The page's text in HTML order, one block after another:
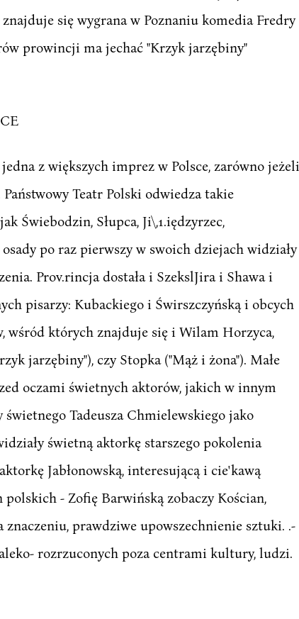
się wygrana w Poznaniu komedia Fredry
prowincji ma jechać "Krzyk jarzębiny"
z większych imprez w Polsce, zarówno jeżeli
Teatr Polski odwiedza takie
Świebodzin, Słupca, Ji\,1.iędzyrzec,
po raz pierwszy w swoich dziejach widziały
Prov.rincja dostała i SzekslJira i Shawa i
pisarzy: Kubackiego i Świrszczyńską i obcych
wśród których znajduje się i Wilam Horzyca,
jarzębiny"), czy Stopka ("Mąż i żona"). Małe
oczami świetnych aktorów, jakich w innym
Tadeusza Chmielewskiego jako
świetną aktorkę starszego pokolenia
Jabłonowską, interesującą i cie'kawą
- Zofię Barwińską zobaczy Kościan,
znaczeniu, prawdziwe upowszechnienie sztuki. .-
rozrzuconych poza centrami kultury, ludzi.